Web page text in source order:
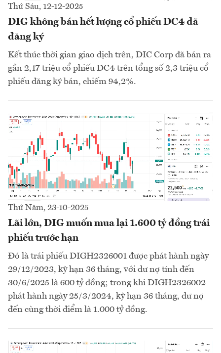
Thứ Sáu, 12-12-2025
DIG không bán hết lượng cổ phiếu DC4 đã
đăng ký
Kết thúc thời gian giao dịch trên, DIC Corp đã bán ra
gần 2,17 triệu cổ phiếu DC4 trên tổng số 2,3 triệu cổ
phiếu đăng ký bán, chiếm 94,2%.
Thứ Năm, 23-10-2025
Lãi lớn, DIG muốn mua lại 1.600 tỷ đồng trái
phiếu trước hạn
Đó là trái phiếu DIGH2326001 được phát hành ngày
29/12/2023, kỳ hạn 36 tháng, với dư nợ tính đến
30/6/2025 là 600 tỷ đồng; trong khi DIGH2326002
phát hành ngày 25/3/2024, kỳ hạn 36 tháng, dư nợ
đến cùng thời điểm là 1.000 tỷ đồng.